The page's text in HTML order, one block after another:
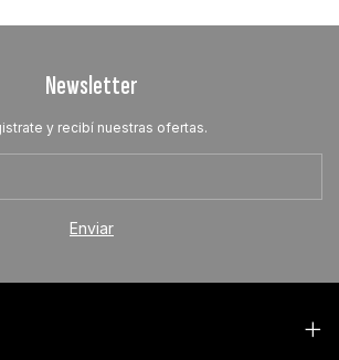
Newsletter
y recibí nuestras ofertas.